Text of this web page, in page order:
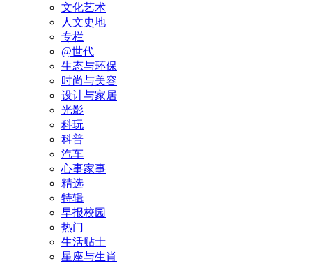
文化艺术
人文史地
专栏
@世代
生态与环保
时尚与美容
设计与家居
光影
科玩
科普
汽车
心事家事
精选
特辑
早报校园
热门
生活贴士
星座与生肖